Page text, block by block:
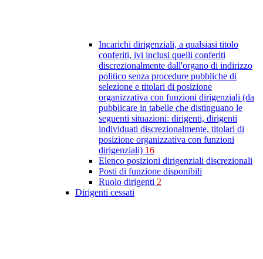
Incarichi dirigenziali, a qualsiasi titolo
conferiti, ivi inclusi quelli conferiti
discrezionalmente dall'organo di indirizzo
politico senza procedure pubbliche di
selezione e titolari di posizione
organizzativa con funzioni dirigenziali (da
pubblicare in tabelle che distinguano le
seguenti situazioni: dirigenti, dirigenti
individuati discrezionalmente, titolari di
posizione organizzativa con funzioni
dirigenziali) 16
Elenco posizioni dirigenziali discrezionali
Posti di funzione disponibili
Ruolo dirigenti 2
Dirigenti cessati